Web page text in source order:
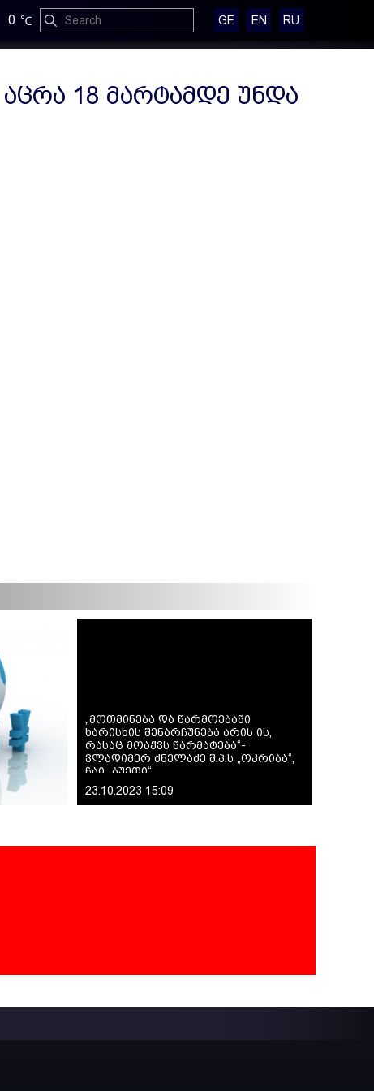
0 GE EN RU
18 მარტამდე უნდა
„მოთმინება და წარმოებაში
ხარისხის შენარჩუნება არის ის,
რასაც მოაქვს წარმატება“-
ვლადიმერ ძნელაძე შ.პ.ს „ოკრიბა“,
ჩაი „ბუეთი“
23.10.2023 15:09